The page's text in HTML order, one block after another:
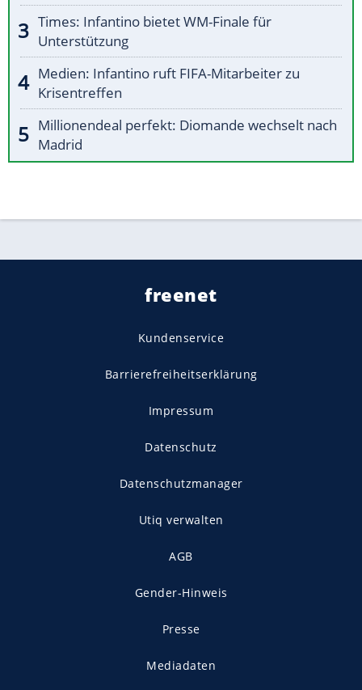
Times: Infantino bietet WM-Finale für
Unterstützung
Medien: Infantino ruft FIFA-Mitarbeiter zu
Krisentreffen
Millionendeal perfekt: Diomande wechselt nach
Madrid
freenet
Kundenservice
Barrierefreiheitserklärung
Impressum
Datenschutz
Datenschutzmanager
Utiq verwalten
AGB
Gender-Hinweis
Presse
Mediadaten